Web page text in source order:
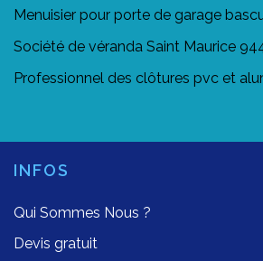
Menuisier pour porte de garage
Société de véranda Saint Maurice
Professionnel des clôtures pvc et
INFOS
Qui Sommes Nous ?
Devis gratuit